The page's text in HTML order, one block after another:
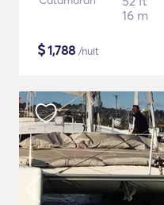
16 m
$1,788 /nuit